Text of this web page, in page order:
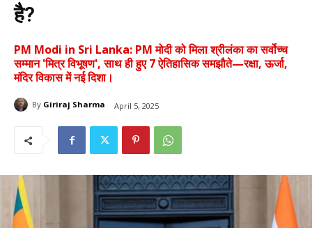
है?
PM Modi in Sri Lanka: PM मोदी को मिला श्रीलंका का सर्वोच्च
सम्मान 'मित्र विभूषण', साथ ही हुए 7 ऐतिहासिक समझौते—रक्षा, ऊर्जा,
मंदिर विकास में नई दिशा।
By Giriraj Sharma April 5, 2025